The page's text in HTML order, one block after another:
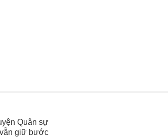
Quân sự
giữ bước